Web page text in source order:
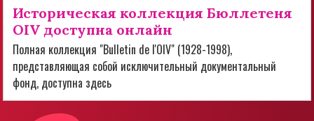
Историческая коллекция Бюллетеня
OIV доступна онлайн
Полная коллекция "Bulletin de l'OIV" (1928-1998),
представляющая собой исключительный документальный
фонд, доступна здесь